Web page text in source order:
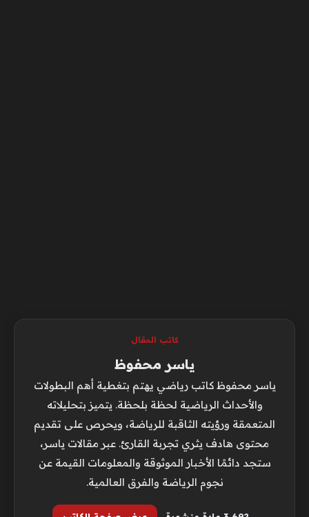
كاتب المقال
ياسر محفوظ
ياسر محفوظ كاتب رياضي يهتم بتغطية أهم البطولات
والأحداث الرياضية لحظة بلحظة. يتميز بتحليلاته
المتعمقة ورؤيته الثاقبة للرياضة، ويحرص على تقديم
محتوى هادف يثري تجربة القارئ. عبر مقالات ياسر،
ستجد دائمًا الأخبار الموثوقة والمعلومات القيمة عن
نجوم الرياضة والفرق العالمية.